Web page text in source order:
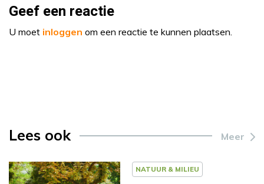
Geef een reactie
U moet inloggen om een reactie te kunnen plaatsen.
Lees ook Meer
NATUUR & MILIEU